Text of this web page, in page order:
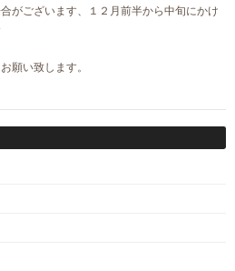
がございます、１２月前半から中旬にかけ
願い致します。